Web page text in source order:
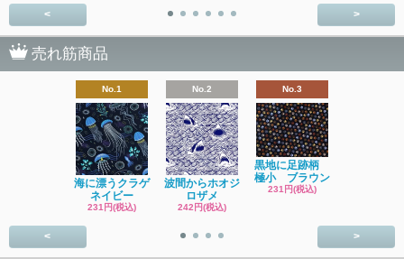
< >
売れ筋商品
No.1
海に漂うクラゲ
ネイビー
231円(税込)
No.2
波間からホオジ
ロザメ
242円(税込)
No.3
黒地に足跡柄
極小 ブラウン
231円(税込)
< >